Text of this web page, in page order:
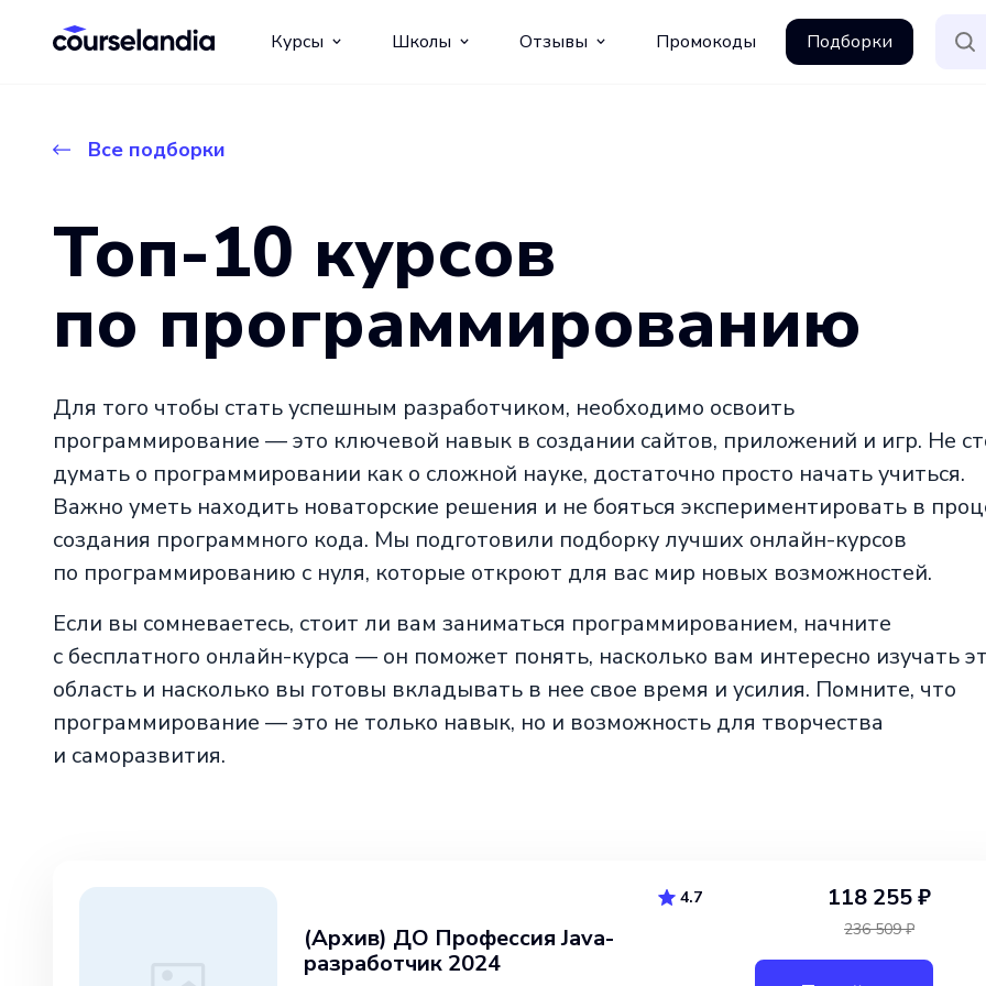
Курсы Школы Отзывы Промокоды Подборки
Все подборки
Топ-10 курсов
по программированию
Для того чтобы стать успешным разработчиком, необходимо освоить
программирование — это ключевой навык в создании сайтов, приложений и игр. Не
думать о программировании как о сложной науке, достаточно просто начать учиться.
Важно уметь находить новаторские решения и не бояться экспериментировать в
создания программного кода. Мы подготовили подборку лучших онлайн-курсов
по программированию с нуля, которые откроют для вас мир новых возможностей.
Если вы сомневаетесь, стоит ли вам заниматься программированием, начните
с бесплатного онлайн-курса — он поможет понять, насколько вам интересно изучать
область и насколько вы готовы вкладывать в нее свое время и усилия. Помните, что
программирование — это не только навык, но и возможность для творчества
и саморазвития.
4.7
(Архив) ДО Профессия Java-
разработчик 2024
118 255 ₽
236 509 ₽